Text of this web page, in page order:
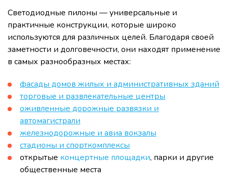
Светодиодные пилоны — универсальные и
практичные конструкции, которые широко
используются для различных целей. Благодаря своей
заметности и долговечности, они находят применение
в самых разнообразных местах:
фасады домов жилых и административных зданий
торговые и развлекательные центры
оживленные дорожные развязки и
автомагистрали
железнодорожные и авиа вокзалы
стадионы и спорткомплексы
открытые концертные площадки, парки и другие
общественные места